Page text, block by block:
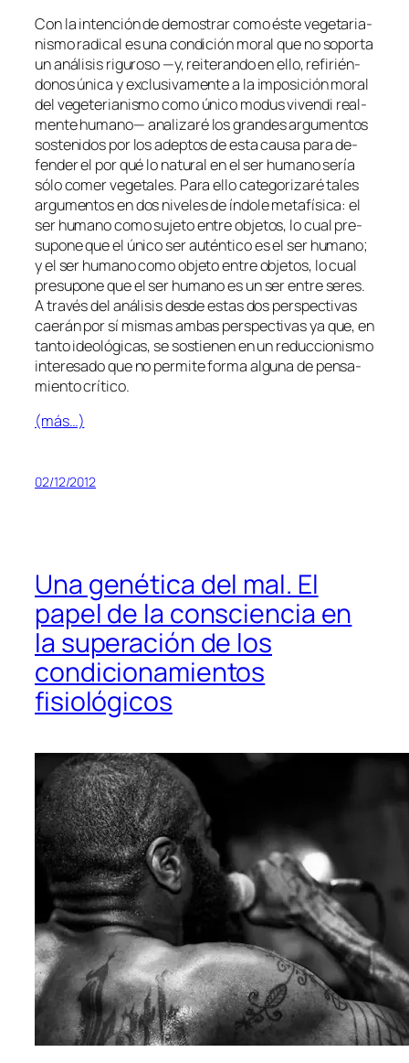
Con la in­ten­ción de de­mos­trar co­mo és­te ve­ge­ta­ria­
nis­mo ra­di­cal es una con­di­ción mo­ral que no so­por­ta
un aná­li­sis ri­gu­ro­so —y, reite­ran­do en ello, re­fi­rién­
do­nos úni­ca y ex­clu­si­va­men­te a la im­po­si­ción mo­ral
del ve­ge­te­ria­nis­mo co­mo úni­como­dus vi­ven­di real­
men­te hu­mano— ana­li­za­ré los gran­des ar­gu­men­tos
sos­te­ni­dos por los adep­tos de es­ta cau­sa pa­ra de­
fen­der el por qué lo na­tu­ral en el ser hu­mano se­ría
só­lo co­mer ve­ge­ta­les. Para ello ca­te­go­ri­za­ré ta­les
ar­gu­men­tos en dos ni­ve­les de ín­do­le me­ta­fí­si­ca: el
ser hu­mano co­mo su­je­to en­tre ob­je­tos, lo cual pre­
su­po­ne que el úni­coserau­tén­ti­co es el ser hu­mano;
y el ser hu­mano co­mo ob­je­to en­tre ob­je­tos, lo cual
pre­su­po­ne que el ser hu­mano es un ser en­tre se­res.
A tra­vés del aná­li­sis des­de es­tas dos pers­pec­ti­vas
cae­rán por sí mis­mas am­bas pers­pec­ti­vas ya que, en
tan­to ideo­ló­gi­cas, se sos­tie­nen en un re­duc­cio­nis­mo
in­tere­sa­do que no per­mi­te for­ma al­gu­na de pen­sa­
mien­to crítico.
(más…)
02/12/2012
Una genética del mal. El
papel de la consciencia en
la superación de los
condicionamientos
fisiológicos